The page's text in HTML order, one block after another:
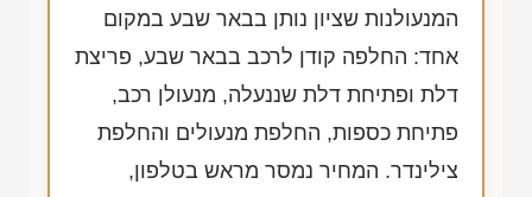
המנעולנות שציון נותן בבאר שבע במקום
אחד: החלפה קודן לרכב בבאר שבע, פריצת
דלת ופתיחת דלת שננעלה, מנעולן רכב,
פתיחת כספות, החלפת מנעולים והחלפת
צילינדר. המחיר נמסר מראש בטלפון,